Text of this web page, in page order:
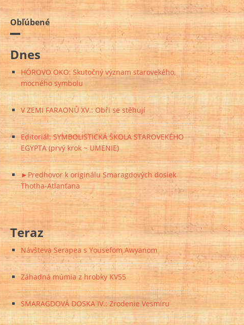
Obľúbené
Dnes
HÓROVO OKO: Skutočný význam starovekého,
mocného symbolu
V ZEMI FARAONŮ XV.: Obři se stěhují
Editoriál: SYMBOLISTICKÁ ŠKOLA STAROVEKÉHO
EGYPTA (prvý krok ~ UMENIE)
►Predhovor k originálu Smaragdových dosiek
Thotha-Atlanťana
Teraz
Návšteva Serapea s Yousefom Awyanom
Záhadná múmia z hrobky KV55
SMARAGDOVÁ DOSKA IV.: Zrodenie Vesmíru